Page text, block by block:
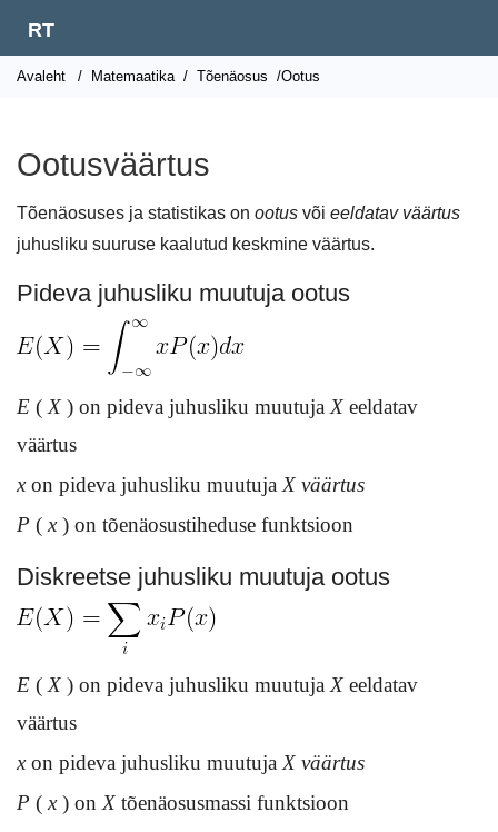
RT
Avaleht / Matemaatika / Tõenäosus /Ootus
Ootusväärtus
Tõenäosuses ja statistikas on ootus või eeldatav väärtus
juhusliku suuruse kaalutud keskmine väärtus.
Pideva juhusliku muutuja ootus
E ( X ) on pideva juhusliku muutuja X eeldatav
väärtus
xon pideva juhusliku muutuja X väärtus
P ( x) on tõenäosustiheduse funktsioon
Diskreetse juhusliku muutuja ootus
E ( X ) on pideva juhusliku muutuja X eeldatav
väärtus
xon pideva juhusliku muutuja X väärtus
P ( x) on X tõenäosusmassi funktsioon